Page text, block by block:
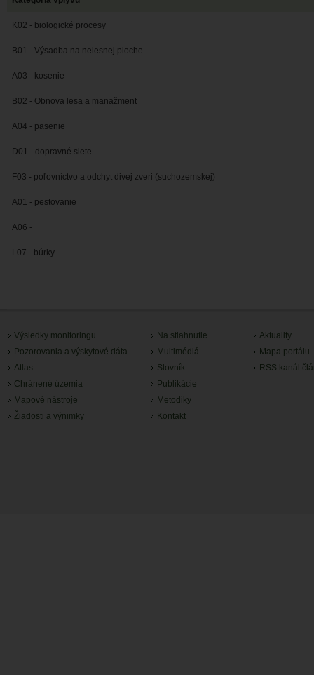
K02 - biologické procesy
B01 - Výsadba na nelesnej ploche
A03 - kosenie
B02 - Obnova lesa a manažment
A04 - pasenie
D01 - dopravné siete
F03 - poľovníctvo a odchyt divej zveri (suchozemskej)
A01 - pestovanie
A06 -
L07 - búrky
Výsledky monitoringu
Pozorovania a výskytové dáta
Atlas
Chránené územia
Mapové nástroje
Žiadosti a výnimky
Na stiahnutie
Multimédiá
Slovník
Publikácie
Metodiky
Kontakt
Aktuality
Mapa portálu
RSS kanál